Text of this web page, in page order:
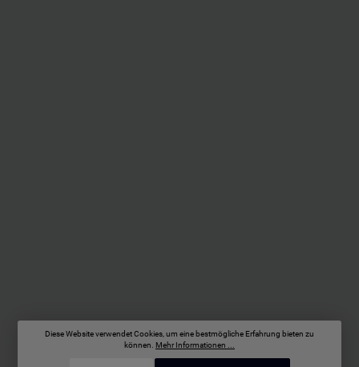
Diese Website verwendet Cookies, um eine bestmögliche Erfahrung bieten zu
können. Mehr Informationen ...